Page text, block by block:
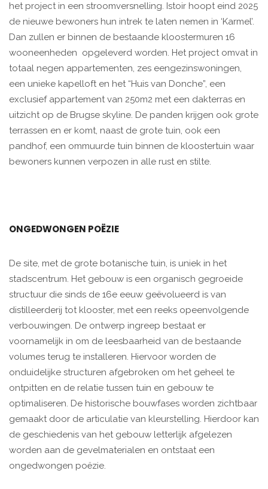
het project in een stroomversnelling. Istoir hoopt eind 2025
de nieuwe bewoners hun intrek te laten nemen in ‘Karmel’.
Dan zullen er binnen de bestaande kloostermuren 16
wooneenheden opgeleverd worden. Het project omvat in
totaal negen appartementen, zes eengezinswoningen,
een unieke kapelloft en het “Huis van Donche”, een
exclusief appartement van 250m2 met een dakterras en
uitzicht op de Brugse skyline. De panden krijgen ook grote
terrassen en er komt, naast de grote tuin, ook een
pandhof, een ommuurde tuin binnen de kloostertuin waar
bewoners kunnen verpozen in alle rust en stilte.
ONGEDWONGEN POËZIE
De site, met de grote botanische tuin, is uniek in het
stadscentrum. Het gebouw is een organisch gegroeide
structuur die sinds de 16e eeuw geëvolueerd is van
distilleerderij tot klooster, met een reeks opeenvolgende
verbouwingen. De ontwerp ingreep bestaat er
voornamelijk in om de leesbaarheid van de bestaande
volumes terug te installeren. Hiervoor worden de
onduidelijke structuren afgebroken om het geheel te
ontpitten en de relatie tussen tuin en gebouw te
optimaliseren. De historische bouwfases worden zichtbaar
gemaakt door de articulatie van kleurstelling. Hierdoor kan
de geschiedenis van het gebouw letterlijk afgelezen
worden aan de gevelmaterialen en ontstaat een
ongedwongen poëzie.